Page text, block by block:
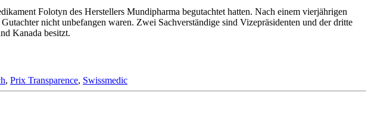
Folotyn des Herstellers Mundipharma begutachtet hatten. Nach einem vierjährigen
nicht unbefangen waren. Zwei Sachverständige sind Vizepräsidenten und der dritte
Kanada besitzt.
, Prix Transparence, Swissmedic